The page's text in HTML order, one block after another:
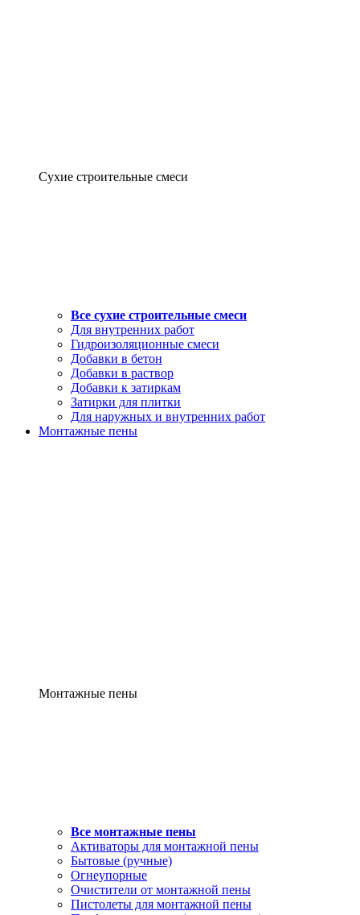
Сухие строительные смеси
Все сухие строительные смеси
Для внутренних работ
Гидроизоляционные смеси
Добавки в бетон
Добавки в раствор
Добавки к затиркам
Затирки для плитки
Для наружных и внутренних работ
Монтажные пены
Монтажные пены
Все монтажные пены
Активаторы для монтажной пены
Бытовые (ручные)
Огнеупорные
Очистители от монтажной пены
Пистолеты для монтажной пены